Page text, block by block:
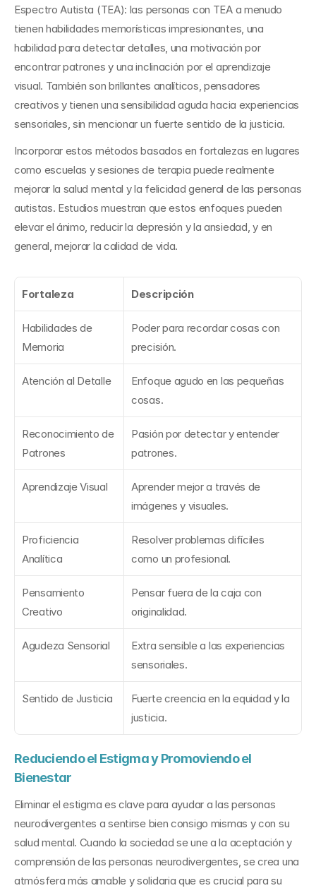
Espectro Autista (TEA): las personas con TEA a menudo
tienen habilidades memorísticas impresionantes, una
habilidad para detectar detalles, una motivación por
encontrar patrones y una inclinación por el aprendizaje
visual. También son brillantes analíticos, pensadores
creativos y tienen una sensibilidad aguda hacia experiencias
sensoriales, sin mencionar un fuerte sentido de la justicia.
Incorporar estos métodos basados en fortalezas en lugares
como escuelas y sesiones de terapia puede realmente
mejorar la salud mental y la felicidad general de las personas
autistas. Estudios muestran que estos enfoques pueden
elevar el ánimo, reducir la depresión y la ansiedad, y en
general, mejorar la calidad de vida.
Fortaleza Descripción
Habilidades de
Memoria
Poder para recordar cosas con
precisión.
Atención al Detalle
Enfoque agudo en las pequeñas
cosas.
Reconocimiento de
Patrones
Pasión por detectar y entender
patrones.
Aprendizaje Visual
Aprender mejor a través de
imágenes y visuales.
Proficiencia
Analítica
Resolver problemas difíciles
como un profesional.
Pensamiento
Creativo
Pensar fuera de la caja con
originalidad.
Agudeza Sensorial
Extra sensible a las experiencias
sensoriales.
Sentido de Justicia
Fuerte creencia en la equidad y la
justicia.
Reduciendo el Estigma y Promoviendo el
Bienestar
Eliminar el estigma es clave para ayudar a las personas
neurodivergentes a sentirse bien consigo mismas y con su
salud mental. Cuando la sociedad se une a la aceptación y
comprensión de las personas neurodivergentes, se crea una
atmósfera más amable y solidaria que es crucial para su